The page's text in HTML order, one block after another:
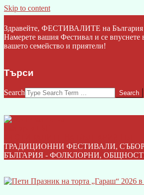
Skip to content
Здравейте, ФЕСТИВАЛИТЕ на България
Намерете вашия Фестивал и се впуснете
вашето семейство и приятели!
Търси
Search
ТРАДИЦИОННИ ФЕСТИВАЛИ,
БЪЛГАРИЯ - ФОЛКЛОРНИ,